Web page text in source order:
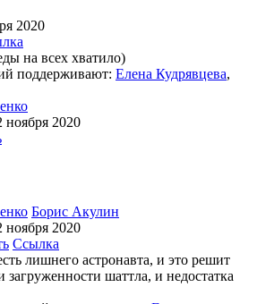
2020
на всех хватило)
поддерживают: Елена Кудрявцева,
2020
Борис Акулин
2020
Ссылка
лишнего астронавта, и это решит
загруженности шаттла, и недостатка